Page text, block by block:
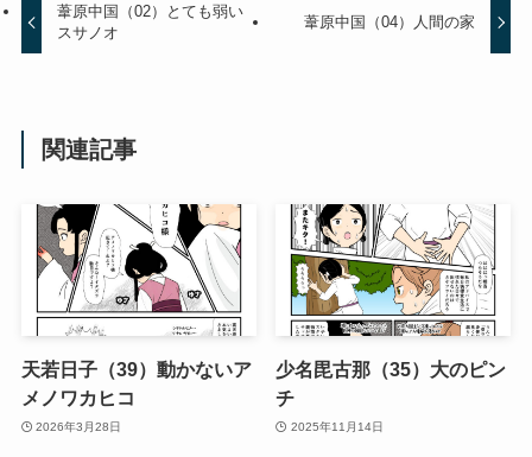
葦原中国（02）とても弱い
スサノオ
葦原中国（04）人間の家
関連記事
天若日子（39）動かないア
メノワカヒコ
2026年3月28日
少名毘古那（35）大のピン
チ
2025年11月14日